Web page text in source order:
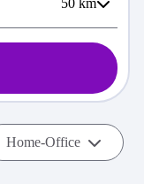
Home-Office